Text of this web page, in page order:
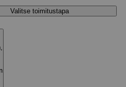
Valitse toimitustapa